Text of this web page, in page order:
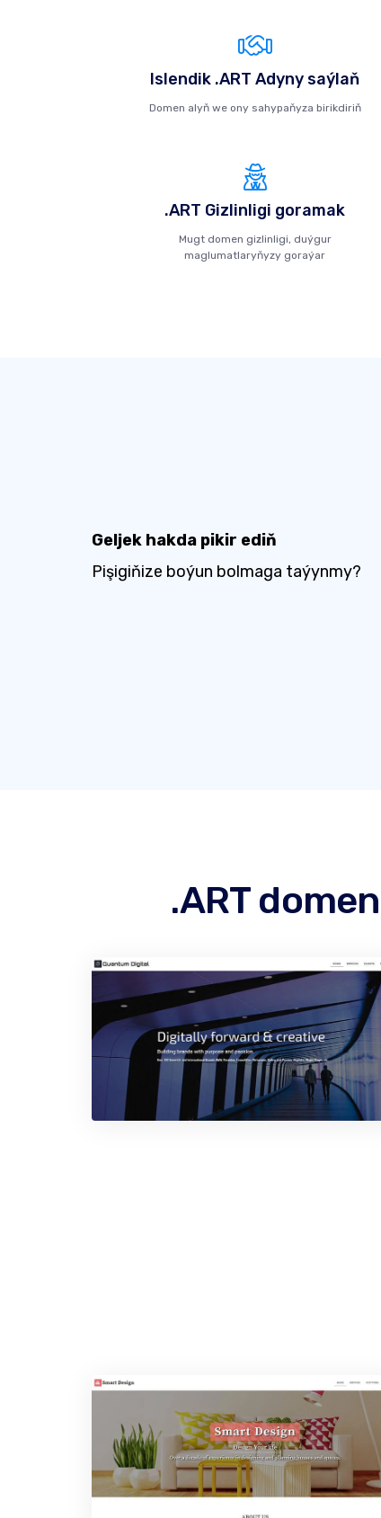
Islendik .ART Adyny saýlaň
Domen alyň we ony sahypaňyza birikdiriň
.ART Gizlinligi goramak
Mugt domen gizlinligi, duýgur
maglumatlaryňyzy goraýar
Geljek hakda pikir ediň
Pişigiňize boýun bolmaga taýynmy?
.ART